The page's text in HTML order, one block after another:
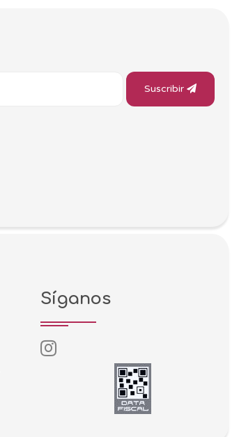
Suscribir
Síganos